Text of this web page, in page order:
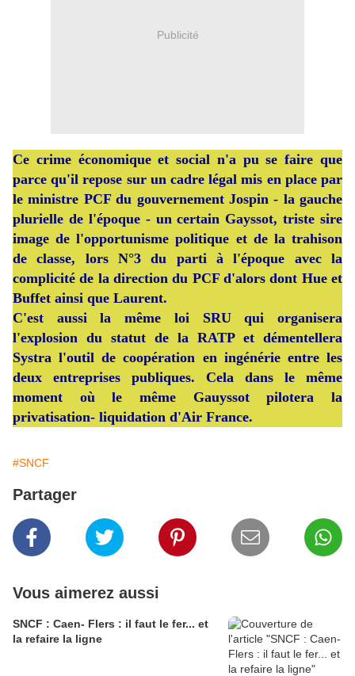
Publicité
Ce crime économique et social n'a pu se faire que
parce qu'il repose sur un cadre légal mis en place par
le ministre PCF du gouvernement Jospin - la gauche
plurielle de l'époque - un certain Gayssot, triste sire
image de l'opportunisme politique et de la trahison
de classe, lors N°3 du parti à l'époque avec la
complicité de la direction du PCF d'alors dont Hue et
Buffet ainsi que Laurent.
C'est aussi la même loi SRU qui organisera
l'explosion du statut de la RATP et démentellera
Systra l'outil de coopération en ingénérie entre les
deux entreprises publiques. Cela dans le même
moment où le même Gauyssot pilotera la
privatisation- liquidation d'Air France.
#SNCF
Partager
Vous aimerez aussi
SNCF : Caen- Flers : il faut le fer... et
la refaire la ligne